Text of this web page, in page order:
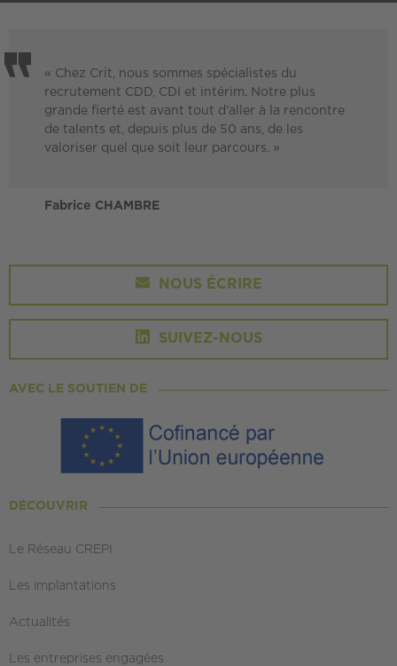
« Chez Crit, nous sommes spécialistes du
recrutement CDD, CDI et intérim. Notre plus
grande fierté est avant tout d’aller à la rencontre
de talents et, depuis plus de 50 ans, de les
valoriser quel que soit leur parcours. »
Fabrice CHAMBRE
NOUS ÉCRIRE
SUIVEZ-NOUS
AVEC LE SOUTIEN DE
DÉCOUVRIR
Le Réseau CREPI
Les implantations
Actualités
Les entreprises engagées